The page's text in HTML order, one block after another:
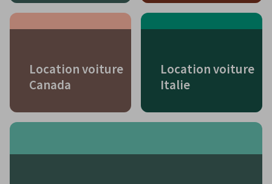
Location voiture
Canada
Location voiture
Italie